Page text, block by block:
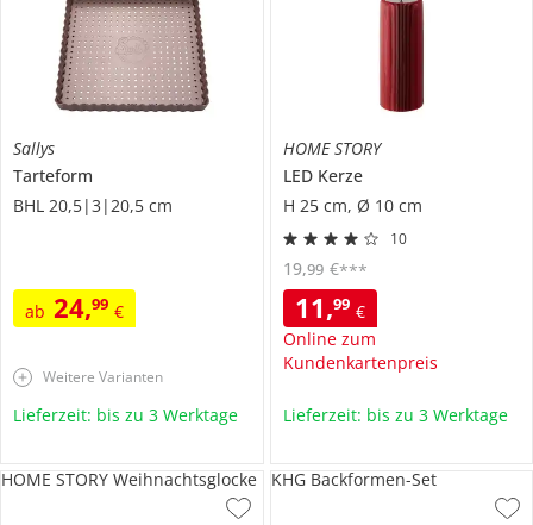
Sallys
Tarteform
BHL 20,5|3|20,5 cm
ab 24,99 €
Weitere Varianten
Lieferzeit: bis zu 3 Werktage
HOME STORY
LED Kerze
H 25 cm, Ø 10 cm
10
11,99 €
Online zum
Kundenkartenpreis
19,99 €***
Lieferzeit: bis zu 3 Werktage
HOME STORY Weihnachtsglocke KHG Backformen-Set